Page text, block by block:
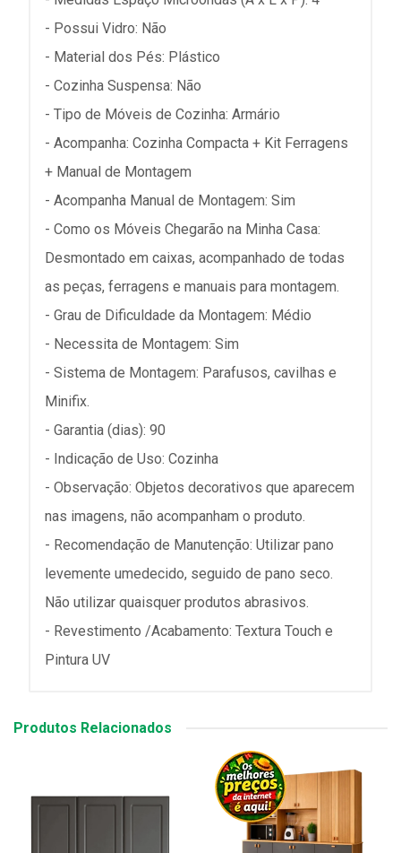
- Possui Vidro: Não
- Material dos Pés: Plástico
- Cozinha Suspensa: Não
- Tipo de Móveis de Cozinha: Armário
- Acompanha: Cozinha Compacta + Kit Ferragens
+ Manual de Montagem
- Acompanha Manual de Montagem: Sim
- Como os Móveis Chegarão na Minha Casa:
Desmontado em caixas, acompanhado de todas
as peças, ferragens e manuais para montagem.
- Grau de Dificuldade da Montagem: Médio
- Necessita de Montagem: Sim
- Sistema de Montagem: Parafusos, cavilhas e
Minifix.
- Garantia (dias): 90
- Indicação de Uso: Cozinha
- Observação: Objetos decorativos que aparecem
nas imagens, não acompanham o produto.
- Recomendação de Manutenção: Utilizar pano
levemente umedecido, seguido de pano seco.
Não utilizar quaisquer produtos abrasivos.
- Revestimento /Acabamento: Textura Touch e
Pintura UV
Produtos Relacionados